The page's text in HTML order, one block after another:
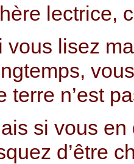
lectrice,
vous lisez
terre n’est
si vous
d’être